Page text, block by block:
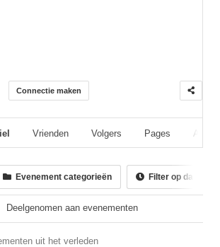
Connectie maken
Vrienden Volgers Pages
Evenement categorieën Filter op datum
Deelgenomen aan evenementen
uit het verleden